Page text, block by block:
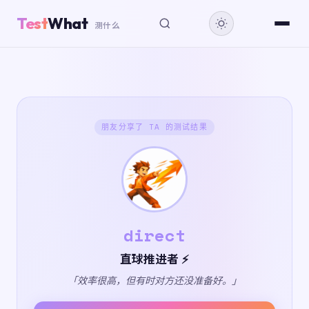
TestWhat 测什么
朋友分享了 TA 的测试结果
direct
直球推进者 ⚡
「效率很高，但有时对方还没准备好。」